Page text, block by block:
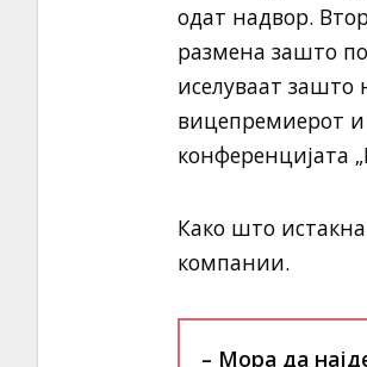
одат надвор.
размена зашто
иселуваат зашто
вицепремиерот
конференцијата
Како што
компании.
– Мора да